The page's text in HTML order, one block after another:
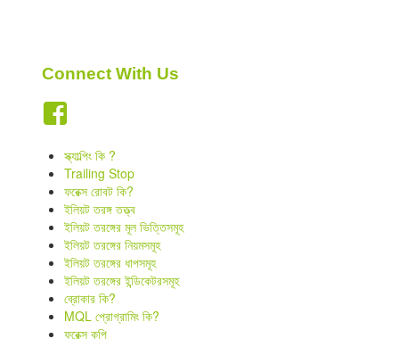
Connect With Us
স্ক্যাল্পিং কি ?
Trailing Stop
ফরেক্স রোবট কি?
ইলিয়ট তরঙ্গ তত্ত্ব
ইলিয়ট তরঙ্গের মূল ভিত্তিসমূহ
ইলিয়ট তরঙ্গের নিয়মসমূহ
ইলিয়ট তরঙ্গের ধাপসমূহ
ইলিয়ট তরঙ্গের ইন্ডিকেটরসমূহ
ব্রোকার কি?
MQL প্রোগ্রামিং কি?
ফরেক্স কপি